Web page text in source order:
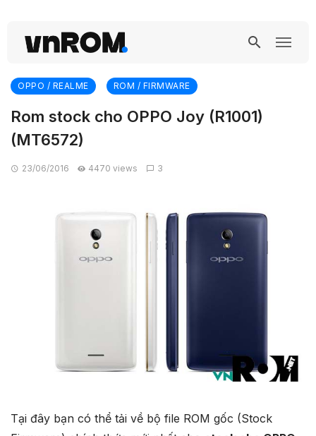
OPPO / REALME ROM / FIRMWARE
Rom stock cho OPPO Joy (R1001)
(MT6572)
23/06/2016 4470 views 3
Tại đây bạn có thể tải về bộ file ROM gốc (Stock